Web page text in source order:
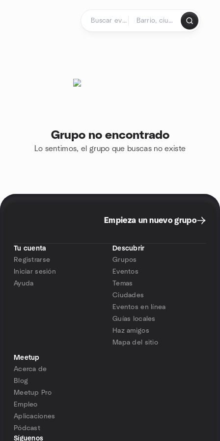
Grupo no encontrado
Lo sentimos, el grupo que buscas no existe
Empieza un nuevo grupo
Tu cuenta
Registrarse
Iniciar sesión
Ayuda
Descubrir
Grupos
Eventos
Temas
Ciudades
Eventos en línea
Guías locales
Haz amigos
Mapa del sitio
Meetup
Acerca de
Blog
Meetup Pro
Empleo
Aplicaciones
Pódcast
Síguenos